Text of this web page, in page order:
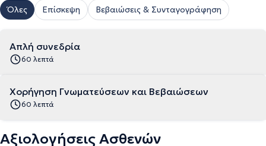
Όλες Επίσκεψη Βεβαιώσεις & Συνταγογράφηση
Απλή συνεδρία
60 λεπτά
Χορήγηση Γνωματεύσεων και Βεβαιώσεων
60 λεπτά
Αξιολογήσεις Ασθενών